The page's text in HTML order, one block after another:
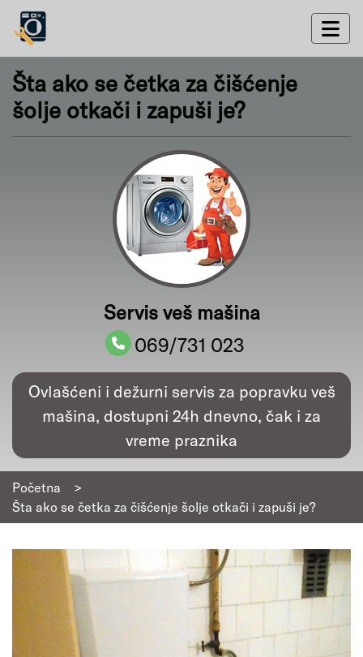
Šta ako se četka za čišćenje
šolje otkači i zapuši je?
Servis veš mašina
069/731 023
Ovlašćeni i dežurni servis za popravku veš
mašina, dostupni 24h dnevno, čak i za
vreme praznika
Početna
>
Šta ako se četka za čišćenje šolje otkači i zapuši je?